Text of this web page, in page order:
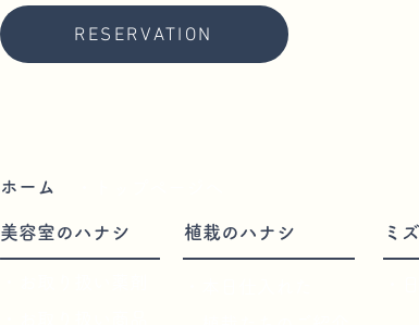
RESERVATION
ホーム
美容室のハナシ 植栽のハナシ ミ